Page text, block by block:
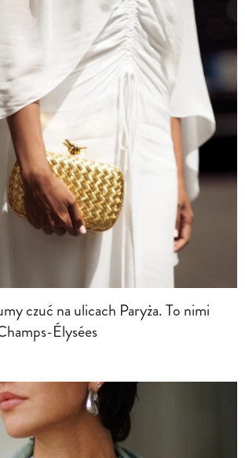
czuć na ulicach Paryża. To nimi
Élysées